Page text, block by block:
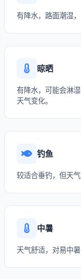
有降水，路面潮湿
晾晒
有降水，可能会淋
天气变化。
钓鱼
较适合垂钓，但天
中暑
天气舒适，对易中